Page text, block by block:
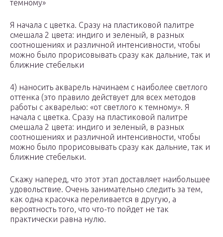
темному»
Я начала с цветка. Сразу на пластиковой палитре
смешала 2 цвета: индиго и зеленый, в разных
соотношениях и различной интенсивности, чтобы
можно было прорисовывать сразу как дальние, так и
ближние стебельки
4) наносить акварель начинаем с наиболее светлого
оттенка (это правило действует для всех методов
работы с акварелью: «от светлого к темному». Я
начала с цветка. Сразу на пластиковой палитре
смешала 2 цвета: индиго и зеленый, в разных
соотношениях и различной интенсивности, чтобы
можно было прорисовывать сразу как дальние, так и
ближние стебельки.
Скажу наперед, что этот этап доставляет наибольшее
удовольствие. Очень занимательно следить за тем,
как одна красочка переливается в другую, а
вероятность того, что что-то пойдет не так
практически равна нулю.